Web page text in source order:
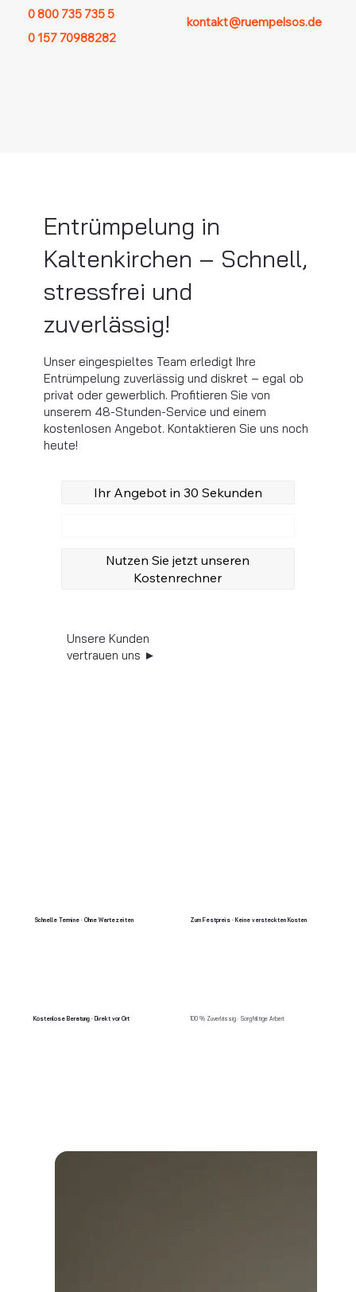
0 800 735 735 5
0 157 70988282
kontakt@ruempelsos.de
Entrümpelung in
Kaltenkirchen – Schnell,
stressfrei und
zuverlässig!
Unser eingespieltes Team erledigt Ihre
Entrümpelung zuverlässig und diskret – egal ob
privat oder gewerblich. Profitieren Sie von
unserem 48-Stunden-Service und einem
kostenlosen Angebot. Kontaktieren Sie uns noch
heute!
Ihr Angebot in 30 Sekunden
Nutzen Sie jetzt unseren
Kostenrechner
Unsere Kunden
vertrauen uns ►
Schnelle Termine · Ohne Wartezeiten Zum Festpreis · Keine versteckten Kosten
Kostenlose Beratung · Direkt vor Ort 100 % Zuverlässig · Sorgfältige Arbeit